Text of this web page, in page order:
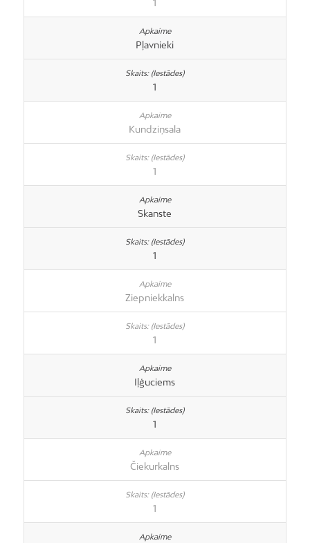
1
Pļavnieki
1
Kundziņsala
1
Skanste
1
Ziepniekkalns
1
Iļģuciems
1
Čiekurkalns
1